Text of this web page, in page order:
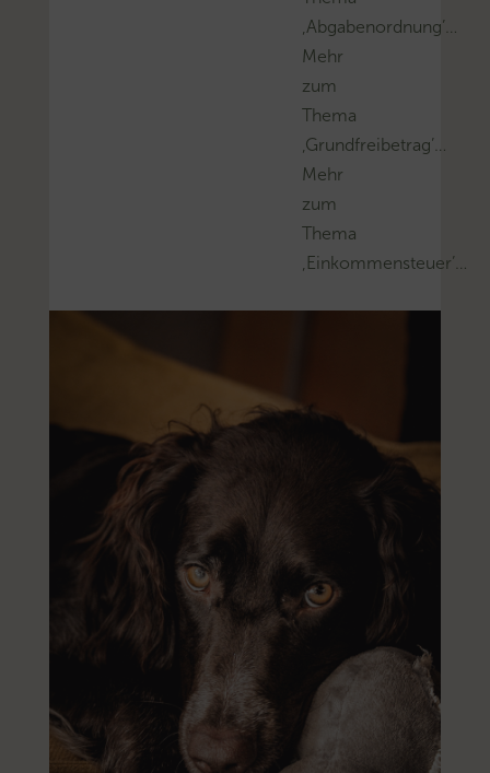
‚Abgabenordnung’…
Mehr
zum
Thema
‚Grundfreibetrag’…
Mehr
zum
Thema
‚Einkommensteuer’…